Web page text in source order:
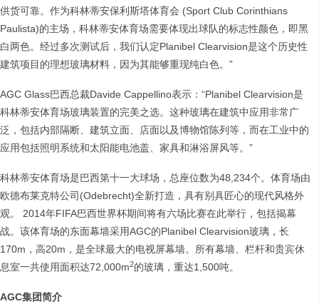
供货可靠。作为科林蒂安保利斯塔体育会 (Sport Club Corinthians
Paulista)的主场，科林蒂安体育场需要体现出球队的标志性颜色，即黑
白两色。经过多次测试后，我们认定Planibel Clearvision是这个历史性
建筑项目的理想玻璃材料，因为其能够重现纯白色。”
AGC Glass巴西总裁Davide Cappellino表示：“Planibel Clearvision是
科林蒂安体育场玻璃装置的完美之选。这种玻璃在建筑中应用非常广
泛，包括内部隔断、建筑立面、店面以及博物馆陈列等，而在工业中的
应用包括照明系统和太阳能电池盖、家具和淋浴屏风等。”
科林蒂安体育场是巴西第十一大球场，总座位数为48,234个。体育场由
欧德布莱克特公司(Odebrecht)全新打造，具有别具匠心的现代风格外
观。 2014年FIFA巴西世界杯期间将有六场比赛在此举行，包括揭幕
战。该体育场的东面幕墙采用AGC的Planibel Clearvision玻璃，长
170m，高20m，是全球最大的电视屏幕墙。所有幕墙、栏杆和贵宾休
息室一共使用面积达72,000m2的玻璃，重达1,500吨。
AGC集团简介